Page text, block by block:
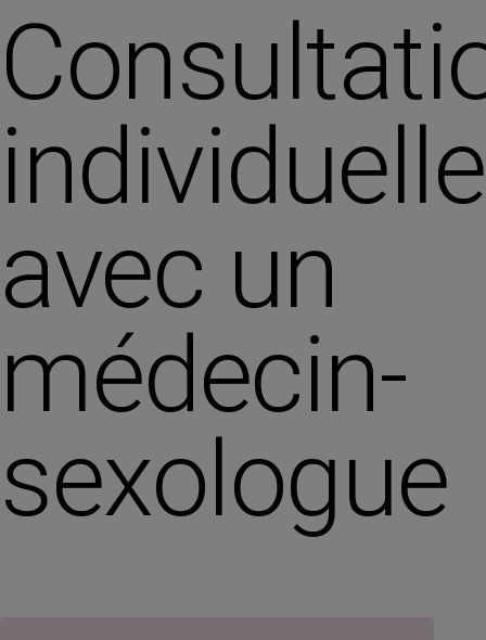
individuelle
avec un
médecin-
sexologue